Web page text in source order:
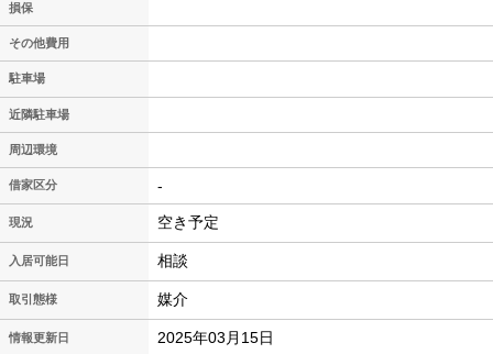
損保
その他費用
駐車場
近隣駐車場
周辺環境
借家区分 -
現況 空き予定
入居可能日 相談
取引態様 媒介
情報更新日 2025年03月15日